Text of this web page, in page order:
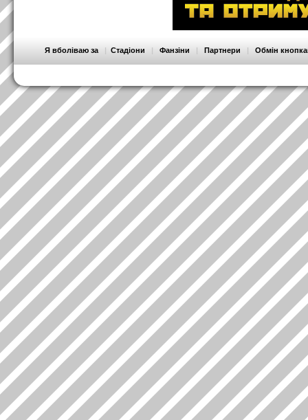
Я вболіваю за | Стадіони | Фанзіни | Партнери | Обмін